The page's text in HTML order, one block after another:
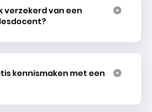
verzekerd van een
kennismaken met een